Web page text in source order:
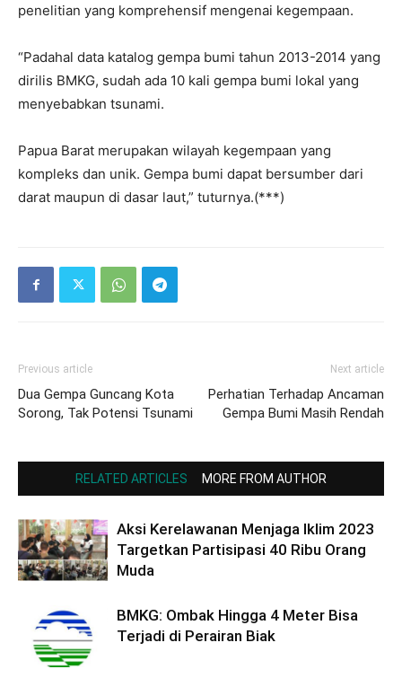
penelitian yang komprehensif mengenai kegempaan.
“Padahal data katalog gempa bumi tahun 2013-2014 yang
dirilis BMKG, sudah ada 10 kali gempa bumi lokal yang
menyebabkan tsunami.
Papua Barat merupakan wilayah kegempaan yang
kompleks dan unik. Gempa bumi dapat bersumber dari
darat maupun di dasar laut,” tuturnya.(***)
Previous article
Dua Gempa Guncang Kota
Sorong, Tak Potensi Tsunami
Next article
Perhatian Terhadap Ancaman
Gempa Bumi Masih Rendah
RELATED ARTICLES MORE FROM AUTHOR
Aksi Kerelawanan Menjaga Iklim 2023
Targetkan Partisipasi 40 Ribu Orang
Muda
BMKG: Ombak Hingga 4 Meter Bisa
Terjadi di Perairan Biak